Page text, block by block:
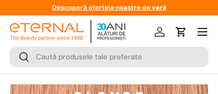
Descoperă ofertele noastre de vară
Cauta
Cauta
LogareCos
Meniu